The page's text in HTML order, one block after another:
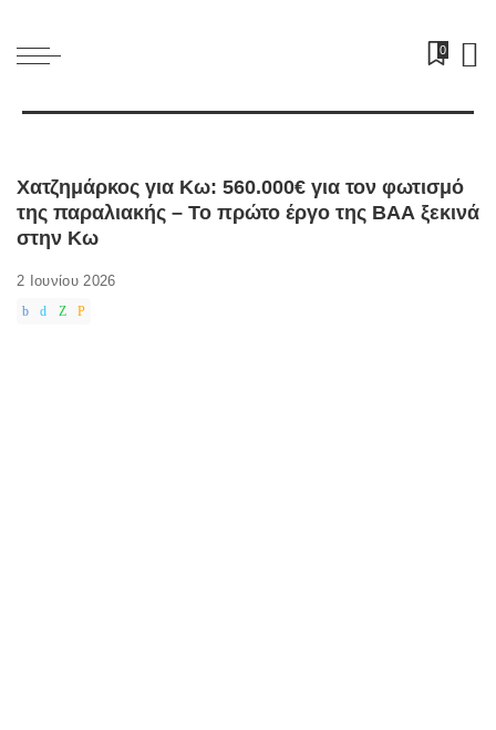
0
Χατζημάρκος για Κω: 560.000€ για τον φωτισμό
της παραλιακής – Το πρώτο έργο της ΒΑΑ ξεκινά
στην Κω
2 Ιουνίου 2026